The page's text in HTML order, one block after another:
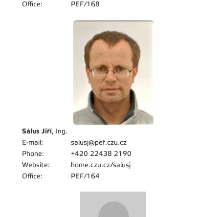
Office:
PEF/168
Sálus Jiří, Ing.
E-mail:
salusj@pef.czu.cz
Phone:
+420 22438 2190
Website:
home.czu.cz/salusj
Office:
PEF/164